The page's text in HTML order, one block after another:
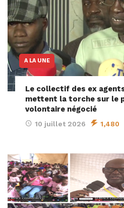
A LA UNE
Le collectif des ex
mettent la torche sur le
volontaire négocié
10 juillet 2026 1,480